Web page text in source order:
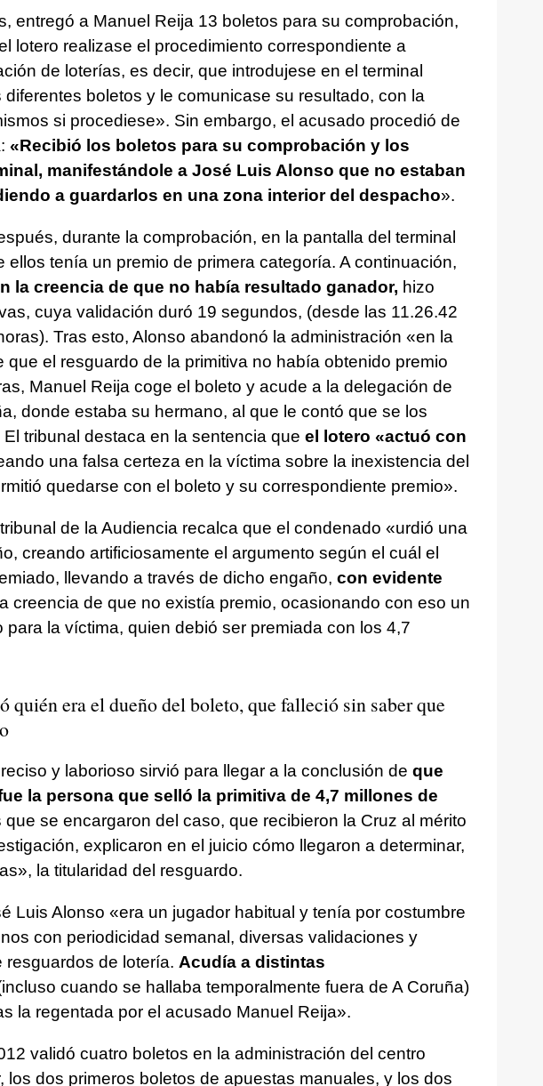
entregó a Manuel Reija 13 boletos para su comprobación,
lotero realizase el procedimiento correspondiente a
de loterías, es decir, que introdujese en el terminal
boletos y le comunicase su resultado, con la
si procediese». Sin embargo, el acusado procedió de
«Recibió los boletos para su comprobación y los
manifestándole a José Luis Alonso que no estaban
a guardarlos en una zona interior del despacho».
durante la comprobación, en la pantalla del terminal
ellos tenía un premio de primera categoría. A continuación,
la creencia de que no había resultado ganador, hizo
cuya validación duró 19 segundos, (desde las 11.26.42
Tras esto, Alonso abandonó la administración «en la
que el resguardo de la primitiva no había obtenido premio
Manuel Reija coge el boleto y acude a la delegación de
donde estaba su hermano, al que le contó que se los
tribunal destaca en la sentencia que el lotero «actuó con
una falsa certeza en la víctima sobre la inexistencia del
quedarse con el boleto y su correspondiente premio».
de la Audiencia recalca que el condenado «urdió una
creando artificiosamente el argumento según el cuál el
llevando a través de dicho engaño, con evidente
creencia de que no existía premio, ocasionando con eso un
para la víctima, quien debió ser premiada con los 4,7
quién era el dueño del boleto, que falleció sin saber que
y laborioso sirvió para llegar a la conclusión de que
la persona que selló la primitiva de 4,7 millones de
que se encargaron del caso, que recibieron la Cruz al mérito
explicaron en el juicio cómo llegaron a determinar,
la titularidad del resguardo.
Luis Alonso «era un jugador habitual y tenía por costumbre
con periodicidad semanal, diversas validaciones y
de lotería. Acudía a distintas
cuando se hallaba temporalmente fuera de A Coruña)
la regentada por el acusado Manuel Reija».
validó cuatro boletos en la administración del centro
los dos primeros boletos de apuestas manuales, y los dos